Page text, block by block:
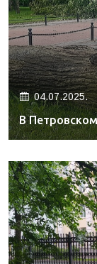
04.07.2025.
В